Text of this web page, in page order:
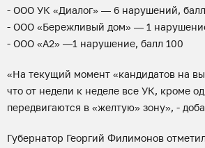
- ООО УК «Диалог» — 6 нарушений,
- ООО «Бережливый дом» — 1
- ООО «А2» —1 нарушение, балл 100
«На текущий момент «кандидатов на
что от недели к неделе все УК, кроме
передвигаются в «желтую» зону», -
Губернатор Георгий Филимонов